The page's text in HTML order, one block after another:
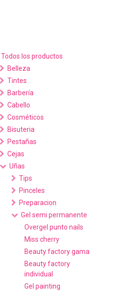
Todos los productos
Belleza
Tintes
Barbería
Cabello
Cosméticos
Bisuteria
Pestañas
Cejas
Uñas
Tips
Pinceles
Preparacion
Gel semi permanente
Overgel punto nails
Miss cherry
Beauty factory gama
Beauty factory
individual
Gel painting